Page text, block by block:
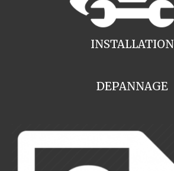
INSTALLATION
DEPANNAGE